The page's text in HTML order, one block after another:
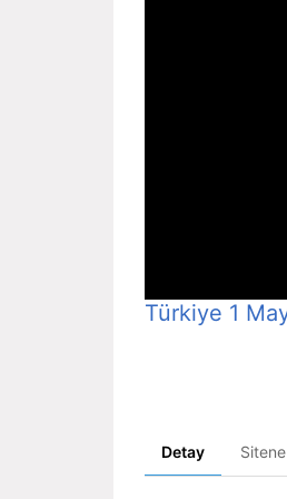
Türkiye 1
Detay